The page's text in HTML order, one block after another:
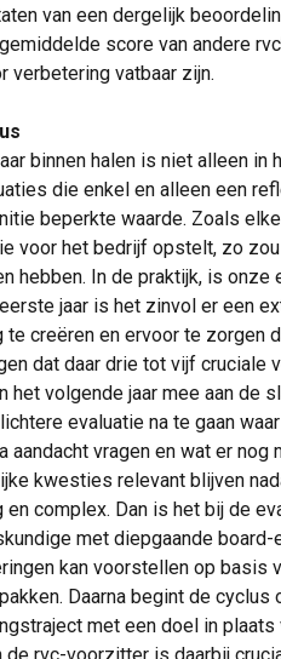
van een dergelijk
score van andere
verbetering vatbaar zijn.
binnen halen is niet alleen in
die enkel en alleen een
beperkte waarde. Zoals
voor het bedrijf opstelt, zo
hebben. In de praktijk, is onze
jaar is het zinvol er een
te creëren en ervoor te zorgen
dat daar drie tot vijf cruciale
het volgende jaar mee aan de
evaluatie na te gaan
aandacht vragen en wat er nog
kwesties relevant blijven
complex. Dan is het bij de
met diepgaande
kan voorstellen op basis
Daarna begint de
met een doel in